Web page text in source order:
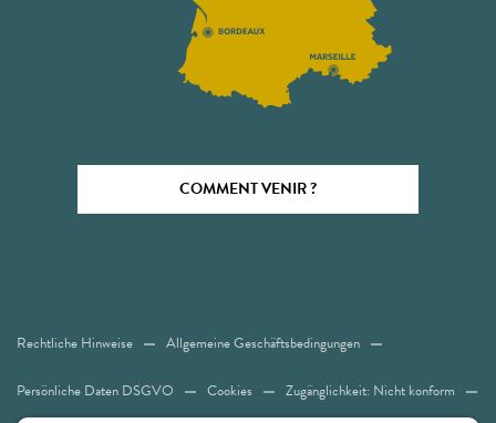
COMMENT VENIR ?
Rechtliche Hinweise Allgemeine Geschäftsbedingungen
Persönliche Daten DSGVO Cookies Zugänglichkeit: Nicht konform